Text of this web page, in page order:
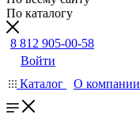
По каталогу
8 812 905-00-58
Войти
Каталог
О компании